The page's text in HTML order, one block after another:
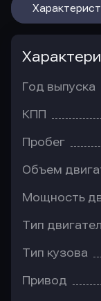
Год выпуска
КПП
Пробег
Объем
Мощность
Тип
Тип кузова
Привод